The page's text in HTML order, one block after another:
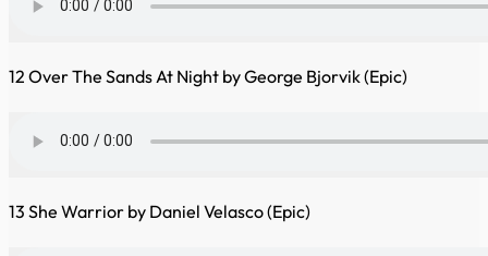
12 Over The Sands At Night by George Bjorvik (Epic)
13 She Warrior by Daniel Velasco (Epic)